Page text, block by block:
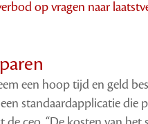
op vragen naar
een hoop tijd en geld
standaardapplicatie die